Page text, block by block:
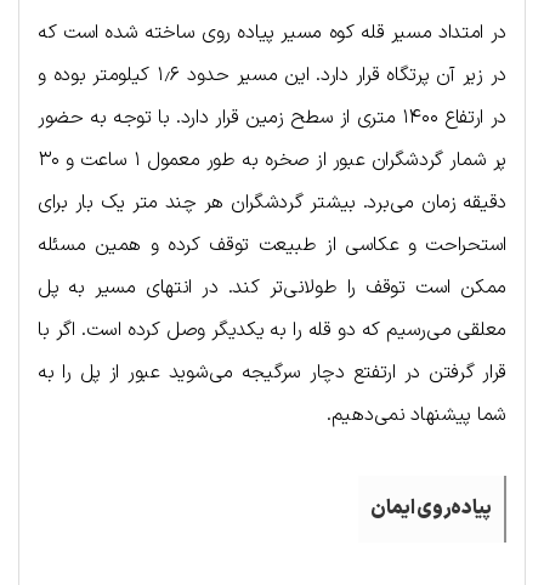
در امتداد مسیر قله کوه مسیر پیاده روی ساخته شده است که
در زیر آن پرتگاه قرار دارد. این مسیر حدود ۱٫۶ کیلومتر بوده و
در ارتفاع ۱۴۰۰ متری از سطح زمین قرار دارد. با توجه به حضور
پر شمار گردشگران عبور از صخره به طور معمول ۱ ساعت و ۳۰
دقیقه زمان می‌برد. بیشتر گردشگران هر چند متر یک بار برای
استحراحت و عکاسی از طبیعت توقف کرده و همین مسئله
ممکن است توقف را طولانی‌تر کند. در انتهای مسیر به پل
معلقی می‌رسیم که دو قله را به یکدیگر وصل کرده است. اگر با
قرار گرفتن در ارتفتع دچار سرگیجه می‌شوید عبور از پل را به
شما پیشنهاد نمی‌دهیم.
پیاده‌روی ایمان